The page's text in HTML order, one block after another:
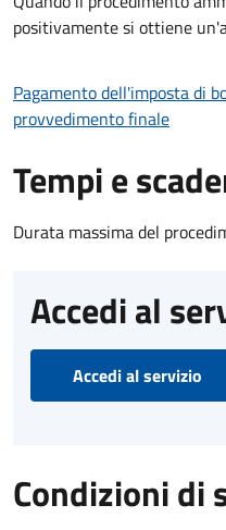
positivamente si ottiene
Pagamento dell'imposta di
provvedimento finale
Tempi e
Durata massima del
Accedi al
Accedi al servizio
Condizioni di